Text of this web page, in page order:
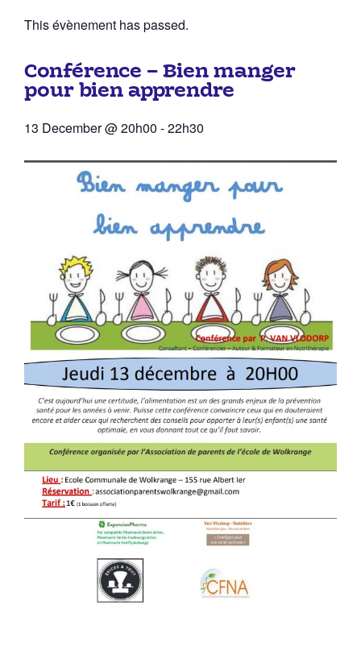
This évènement has passed.
Conférence – Bien manger
pour bien apprendre
13 December@20h00 -22h30